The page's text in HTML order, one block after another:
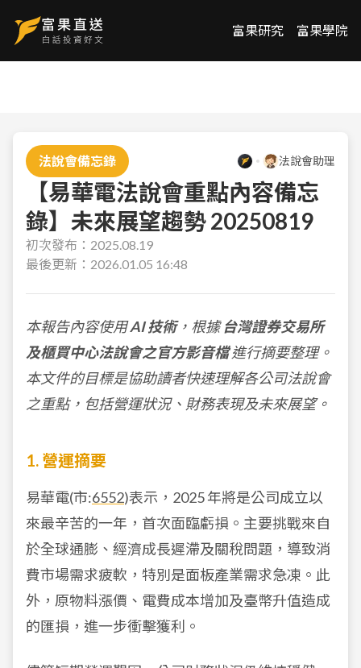
富果研究 富果學院
法說會備忘錄 法說會助理
【易華電法說會重點內容備忘
錄】未來展望趨勢 20250819
初次發布： 2025.08.19
最後更新： 2026.01.05 16:48
本報告內容使用AI 技術，根據台灣證券交易所
及櫃買中心法說會之官方影音檔進行摘要整理。
本文件的目標是協助讀者快速理解各公司法說會
之重點，包括營運狀況、財務表現及未來展望。
1. 營運摘要
易華電(市:6552)表示，2025 年將是公司成立以
來最辛苦的一年，首次面臨虧損。主要挑戰來自
於全球通膨、經濟成長遲滯及關稅問題，導致消
費市場需求疲軟，特別是面板產業需求急凍。此
外，原物料漲價、電費成本增加及臺幣升值造成
的匯損，進一步衝擊獲利。